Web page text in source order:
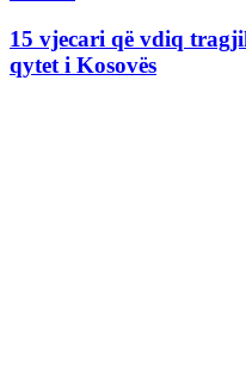
15 vjecari që vdiq
qytet i Kosovës